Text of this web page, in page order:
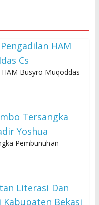
Busyro Muqoddas
Pembunuhan